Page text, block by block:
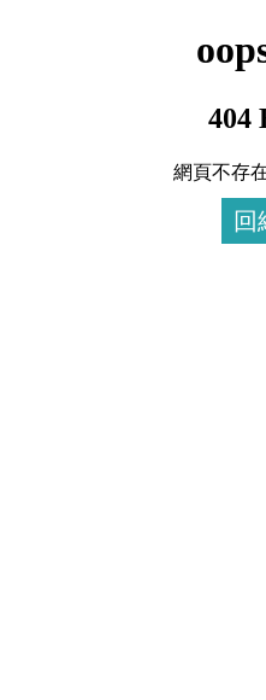
404
網頁不存
回